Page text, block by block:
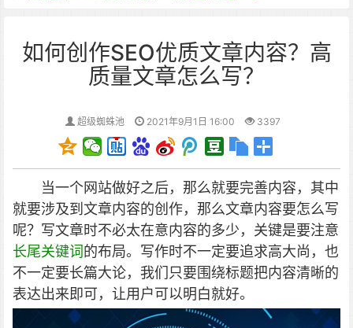
如何创作SEO优质文章内容？高
质量文章怎么写？
超级蜘蛛池 2021年9月1日 16:00 3397
当一个网站做好之后，那么就要完善内容，其中
就要涉及到文章内容的创作，那么文章内容要怎么写
呢？写文章时不必太在意内容的多少，关键是要注意
长尾关键词的布局。写作时不一定要追求高大尚，也
不一定要长篇大论，我们只要围绕标题把内容清晰的
表达出来即可，让用户可以明白就好。